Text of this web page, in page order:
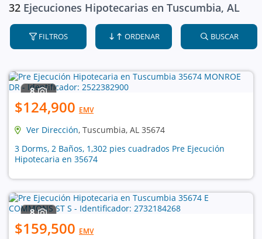
32 Ejecuciones Hipotecarias en Tuscumbia, AL
FILTROS ORDENAR BUSCAR
8
$124,900 EMV
Ver Dirección, Tuscumbia, AL 35674
3 Dorms, 2 Baños, 1,302 pies cuadrados Pre Ejecución
Hipotecaria en 35674
8
$159,500 EMV